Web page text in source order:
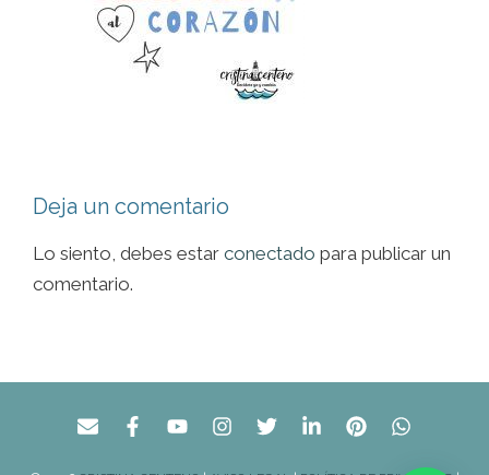
Deja un comentario
Lo siento, debes estar conectado para publicar un
comentario.